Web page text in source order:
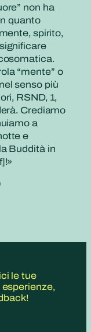
non ha
quanto
spirito,
“mente” o
senso più
RSND, 1,
Crediamo
a
e
Buddità in
le tue